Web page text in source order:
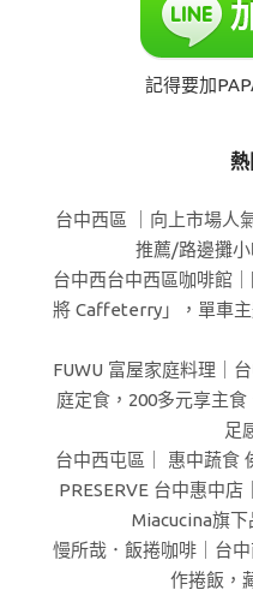
記得要加
熱
台中西區 ｜向上市場人
推薦/路邊攤
台中西台中西區咖啡館
將 Caffeterry」，單車
FUWU 富屋家庭料理｜
庭定食，200多元享主
足
台中西屯區｜ 惠中蔬食
PRESERVE 台中惠中
Miacucina旗
慢所哉．飯捲咖啡｜台
作捲飯，